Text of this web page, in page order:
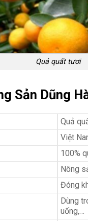
Quả quất tươi
Sản Dũng
Quả
Việt
100%
Nông
Đóng
Dùng
uống,…